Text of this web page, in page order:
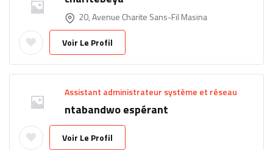
20, Avenue Charite Sans-Fil Masina
Voir Le Profil
Assistant administrateur système et réseau
ntabandwo espérant
Voir Le Profil